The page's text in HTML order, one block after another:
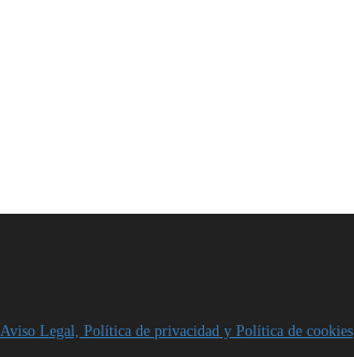
Aviso Legal, Política de privacidad y Política de cookies